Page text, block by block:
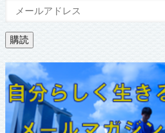
ル
ア
ド
レ
ス
購読